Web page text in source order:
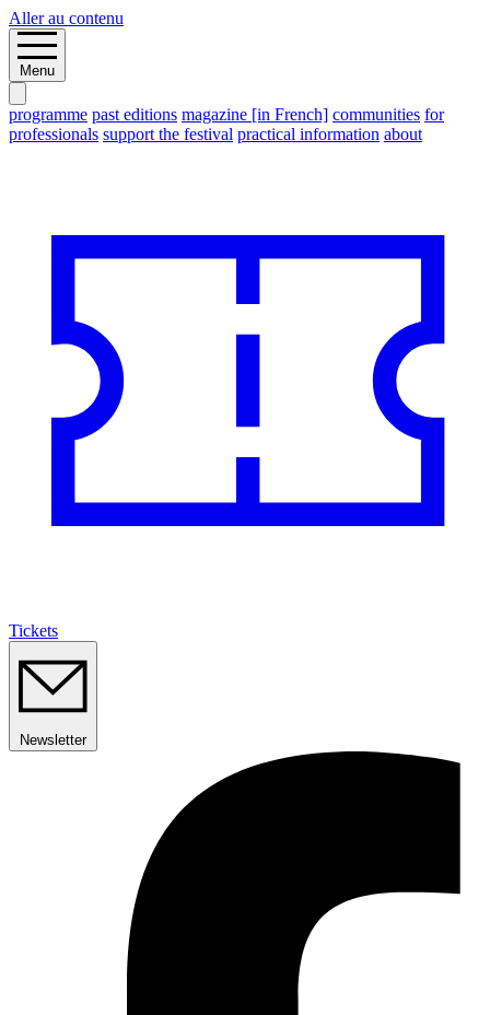
Aller au contenu
Menu
programme past editions magazine [in French] communities for
professionals support the festival practical information about
Tickets
Newsletter